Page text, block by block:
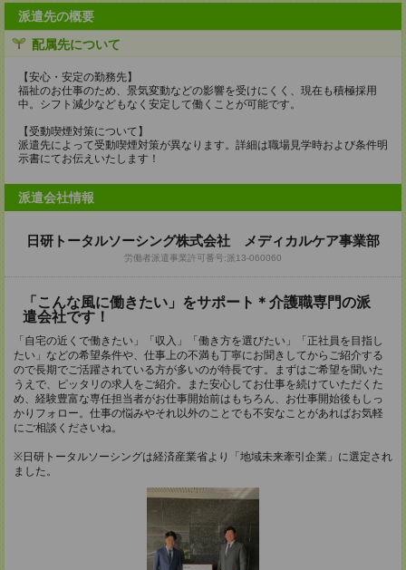
派遣先の概要
配属先について
【安心・安定の勤務先】
福祉のお仕事のため、景気変動などの影響を受けにくく、現在も積極採用
中。シフト減少などもなく安定して働くことが可能です。
【受動喫煙対策について】
派遣先によって受動喫煙対策が異なります。詳細は職場見学時および条件明
示書にてお伝えいたします！
派遣会社情報
日研トータルソーシング株式会社 メディカルケア事業部
労働者派遣事業許可番号:派13-060060
「こんな風に働きたい」をサポート＊介護職専門の派
遣会社です！
「自宅の近くで働きたい」「収入」「働き方を選びたい」「正社員を目指し
たい」などの希望条件や、仕事上の不満も丁寧にお聞きしてからご紹介する
ので長期でご活躍されている方が多いのが特長です。まずはご希望を聞いた
うえで、ピッタリの求人をご紹介。また安心してお仕事を続けていただくた
め、経験豊富な専任担当者がお仕事開始前はもちろん、お仕事開始後もしっ
かりフォロー。仕事の悩みやそれ以外のことでも不安なことがあればお気軽
にご相談くださいね。
※日研トータルソーシングは経済産業省より「地域未来牽引企業」に選定され
ました。